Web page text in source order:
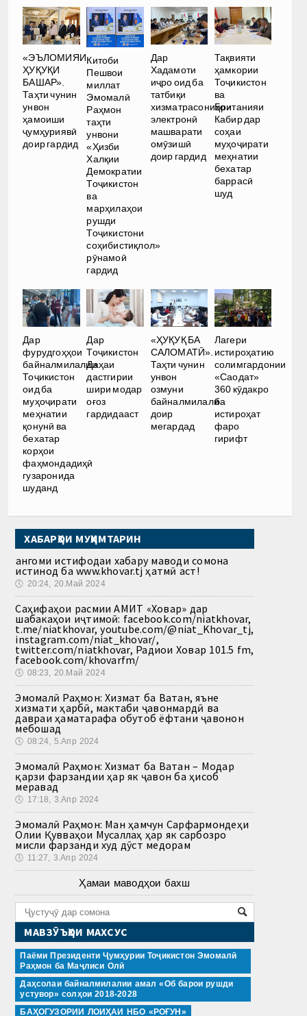
«ЭЪЛОМИЯИ
ҲУҚУҚИ
БАШАР».
Таҳти чунин
унвон
ҳамоиши
ҷумҳуриявӣ
доир гардид
Китоби
Пешвои
миллат
Эмомалӣ
Раҳмон
таҳти
унвони
«Ҳизби
Халқии
Демократии
Тоҷикистон
ва
марҳилаҳои
рушди
Тоҷикистони
соҳибистиқлол»
рӯнамоӣ
гардид
Дар
Хадамоти
иҷро оид ба
татбиқи
хизматрасониҳои
электронӣ
машварати
омӯзишӣ
доир гардид
Тақвияти
ҳамкории
Тоҷикистон
ва
Британияи
Кабир дар
соҳаи
муҳоҷирати
меҳнатии
бехатар
баррасӣ
шуд
Дар
фурудгоҳҳои
байналмилалии
Тоҷикистон
оид ба
муҳоҷирати
меҳнатии
қонунӣ ва
бехатар
корҳои
фаҳмондадиҳӣ
гузаронида
шуданд
Дар
Тоҷикистон
Даҳаи
дастгирии
шири модар
оғоз
гардидааст
«ҲУҚУҚ БА
САЛОМАТӢ».
Таҳти чунин
унвон
озмуни
байналмилалӣ
доир
мегардад
Лагери
истироҳатию
солимгардонии
«Саодат»
360 кӯдакро
ба
истироҳат
фаро
гирифт
ХАБАРҲОИ МУҲИМТАРИН
Ҳангоми истифодаи хабару маводи сомона
истинод ба www.khovar.tj ҳатмӣ аст!
🕔 20:24, 20.Май 2024
Саҳифаҳои расмии АМИТ «Ховар» дар
шабакаҳои иҷтимоӣ: facebook.com/niatkhovar,
t.me/niatkhovar, youtube.com/@niat_Khovar_tj,
instagram.com/niat_khovar/,
twitter.com/niatkhovar, Радиои Ховар 101.5 fm,
facebook.com/khovarfm/
🕔 08:23, 20.Май 2024
Эмомалӣ Раҳмон: Хизмат ба Ватан, яъне
хизмати ҳарбӣ, мактаби ҷавонмардӣ ва
давраи ҳаматарафа обутоб ёфтани ҷавонон
мебошад
🕔 08:24, 5.Апр 2024
Эмомалӣ Раҳмон: Хизмат ба Ватан – Модар
қарзи фарзандии ҳар як ҷавон ба ҳисоб
меравад
🕔 17:18, 3.Апр 2024
Эмомалӣ Раҳмон: Ман ҳамчун Сарфармондеҳи
Олии Қувваҳои Мусаллаҳ ҳар як сарбозро
мисли фарзанди худ дӯст медорам
🕔 11:27, 3.Апр 2024
Ҳамаи маводҳои бахш
МАВЗӮЪҲОИ МАХСУС
Паёми Президенти Ҷумҳурии Тоҷикистон Эмомалӣ
Раҳмон ба Маҷлиси Олӣ
Даҳсолаи байналмилалии амал «Об барои рушди
устувор» солҳои 2018-2028
БАҲОГУЗОРИИ ЛОИҲАИ НБО «РОҒУН»